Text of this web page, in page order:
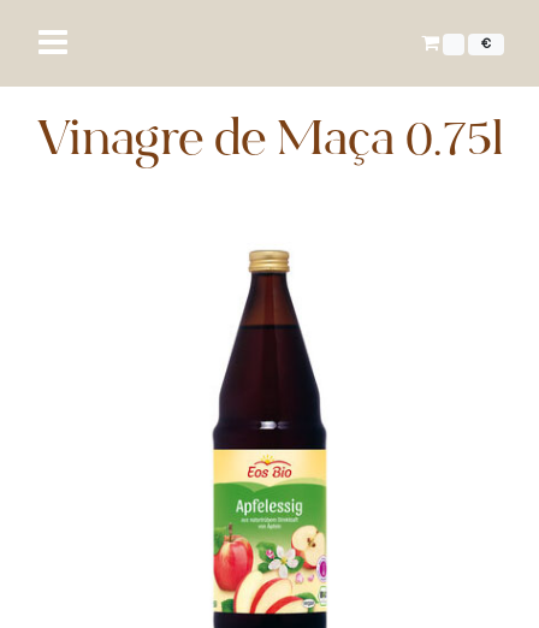
€
Vinagre de Maça 0.75l